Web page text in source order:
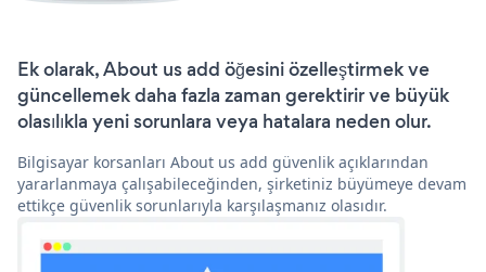
Ek olarak, About us add öğesini özelleştirmek ve
güncellemek daha fazla zaman gerektirir ve büyük
olasılıkla yeni sorunlara veya hatalara neden olur.
Bilgisayar korsanları About us add güvenlik açıklarından
yararlanmaya çalışabileceğinden, şirketiniz büyümeye devam
ettikçe güvenlik sorunlarıyla karşılaşmanız olasıdır.